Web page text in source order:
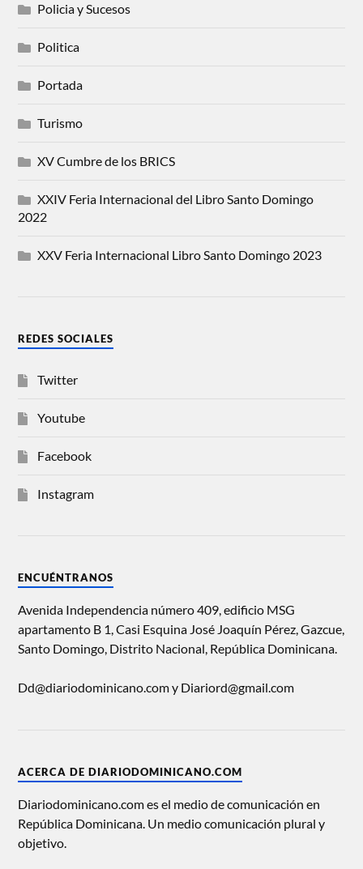
Policia y Sucesos
Politica
Portada
Turismo
XV Cumbre de los BRICS
XXIV Feria Internacional del Libro Santo Domingo
2022
XXV Feria Internacional Libro Santo Domingo 2023
REDES SOCIALES
Twitter
Youtube
Facebook
Instagram
ENCUÉNTRANOS
Avenida Independencia número 409, edificio MSG
apartamento B 1, Casi Esquina José Joaquín Pérez, Gazcue,
Santo Domingo, Distrito Nacional, República Dominicana.
Dd@diariodominicano.com y Diariord@gmail.com
ACERCA DE DIARIODOMINICANO.COM
Diariodominicano.com es el medio de comunicación en
República Dominicana. Un medio comunicación plural y
objetivo.